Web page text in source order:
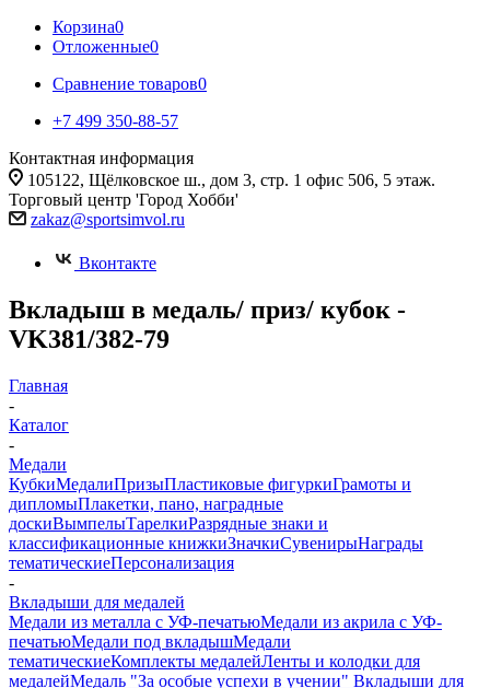
Корзина0
Отложенные0
Сравнение товаров0
+7 499 350-88-57
Контактная информация
105122, Щёлковское ш., дом 3, стр. 1 офис 506, 5 этаж.
Торговый центр 'Город Хобби'
zakaz@sportsimvol.ru
Вконтакте
Вкладыш в медаль/ приз/ кубок -
VK381/382-79
Главная
-
Каталог
-
Медали
КубкиМедалиПризыПластиковые фигуркиГрамоты и
дипломыПлакетки, пано, наградные
доскиВымпелыТарелкиРазрядные знаки и
классификационные книжкиЗначкиСувенирыНаграды
тематическиеПерсонализация
-
Вкладыши для медалей
Медали из металла с УФ-печатьюМедали из акрила с УФ-
печатьюМедали под вкладышМедали
тематическиеКомплекты медалейЛенты и колодки для
медалейМедаль "За особые успехи в учении" Вкладыши для